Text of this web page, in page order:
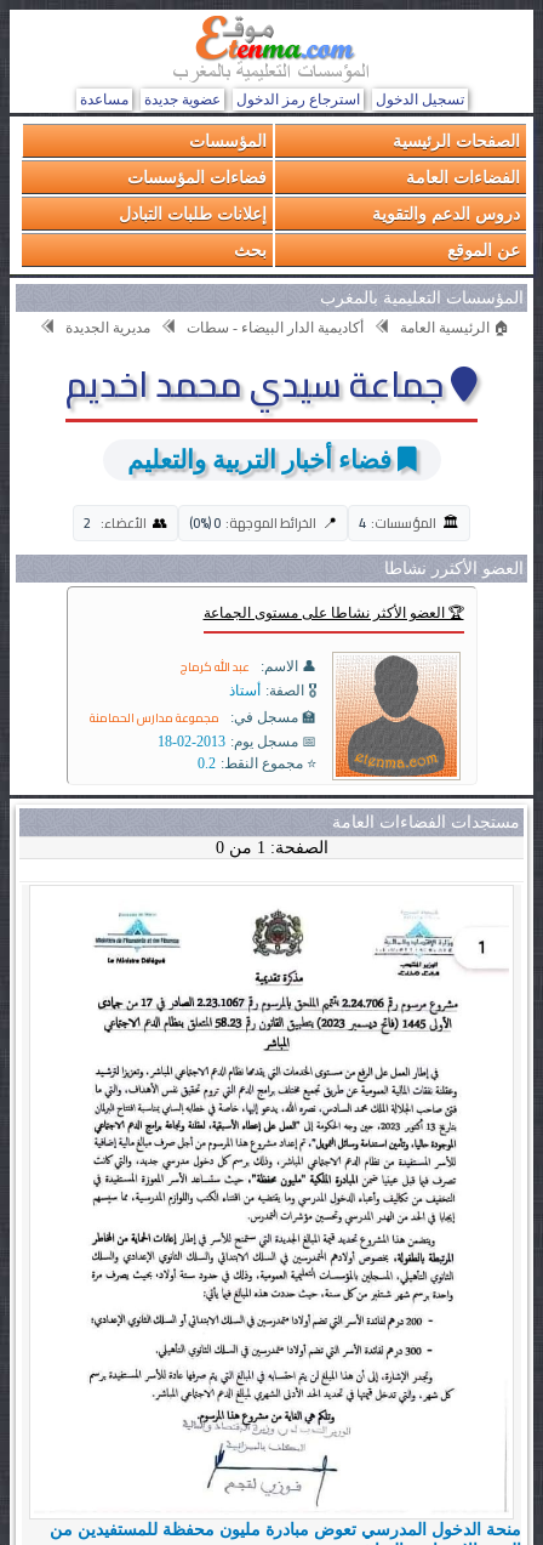
تسجيل الدخول استرجاع رمز الدخول عضوية جديدة مساعدة
الصفحات الرئيسية
المؤسسات
الفضاءات العامة
فضاءات المؤسسات
دروس الدعم والتقوية
إعلانات طلبات التبادل
عن الموقع
بحث
المؤسسات التعليمية بالمغرب
🏠 الرئيسية العامة أكاديمية الدار البيضاء - سطات مديرية الجديدة
جماعة سيدي محمد اخديم
فضاء أخبار التربية والتعليم
🏛️ المؤسسات: 4
📍 الخرائط الموجهة: 0 (0%)
👥 الأعضاء: 2
العضو الأكثرر نشاطا
🏆 العضو الأكثر نشاطا على مستوى الجماعة
👤 الاسم: عبد الله كرماج
🎖️ الصفة: أستاذ
🏫 مسجل في:
مجموعة مدارس الحمامنة
📅 مسجل يوم: 2013-02-18
⭐ مجموع النقط: 0.2
مستجدات الفضاءات العامة
الصفحة: 1 من 0
منحة الدخول المدرسي تعوض مبادرة مليون محفظة للمستفيدين من